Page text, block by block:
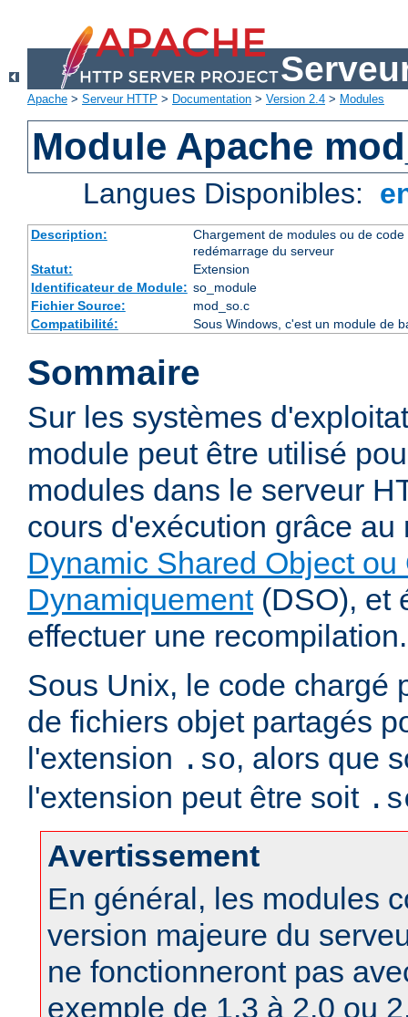
Apache > Serveur HTTP > Documentation > Version 2.4 > Modules
Module Apache
Langues Disponibles:
Description:
Chargement de modules ou de
redémarrage du serveur
Statut:
Extension
Identificateur de Module: so_module
Fichier Source:
mod_so.c
Compatibilité:
Sous Windows, c'est un module de
Sommaire
Sur les systèmes
module peut être utilisé
modules dans le serveur
cours d'exécution grâce au
Dynamic Shared Object
Dynamiquement(DSO), et
effectuer une recompilation.
Sous Unix, le code chargé
de fichiers objet partagés
l'extension .so, alors que
l'extension peut être soit
Avertissement
En général, les modules
version majeure du
ne fonctionneront pas
exemple de 1.3 à 2.0 ou